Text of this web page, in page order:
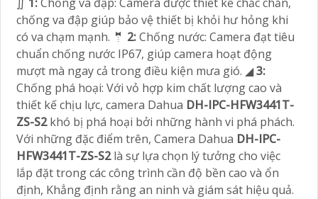
chống va đập giúp bảo vệ thiết bị khỏi hư hỏng khi
có va chạm mạnh. 🤵 2:Chống nước: Camera đạt tiêu
chuẩn chống nước IP67, giúp camera hoạt động
mượt mà ngay cả trong điều kiện mưa gió. ◢3:
Chống phá hoại: Với vỏ hợp kim chất lượng cao và
thiết kế chịu lực, camera Dahua DH-IPC-HFW3441T-
ZS-S2khó bị phá hoại bởi những hành vi phá phách.
Với những đặc điểm trên, Camera Dahua DH-IPC-
HFW3441T-ZS-S2là sự lựa chọn lý tưởng cho việc
lắp đặt trong các công trình cần độ bền cao và ổn
định, Khẳng định rằng an ninh và giám sát hiệu quả.